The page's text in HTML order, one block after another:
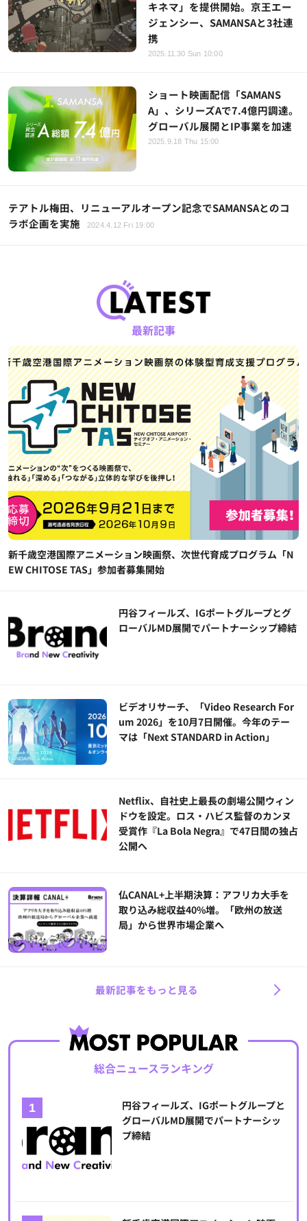
キネマ」を提供開始。京王エー
ジェンシー、SAMANSAと3社連
携
2025.11.30 Sun 10:00
ショート映画配信「SAMANS
A」、シリーズAで7.4億円調達。
グローバル展開とIP事業を加速
2025.9.18 Thu 15:00
テアトル梅田、リニューアルオープン記念でSAMANSAとのコ
ラボ企画を実施
2024.4.12 Fri 19:00
最新記事
新千歳空港国際アニメーション映画祭、次世代育成プログラム「N
EW CHITOSE TAS」参加者募集開始
円谷フィールズ、IGポートグループとグ
ローバルMD展開でパートナーシップ締結
ビデオリサーチ、「Video Research For
um 2026」を10月7日開催。今年のテー
マは「Next STANDARD in Action」
Netflix、自社史上最長の劇場公開ウィン
ドウを設定。ロス・ハビス監督のカンヌ
受賞作『La Bola Negra』で47日間の独占
公開へ
仏CANAL+上半期決算：アフリカ大手を
取り込み総収益40%増。「欧州の放送
局」から世界市場企業へ
最新記事をもっと見る
総合ニュースランキング
円谷フィールズ、IGポートグループと
グローバルMD展開でパートナーシッ
プ締結